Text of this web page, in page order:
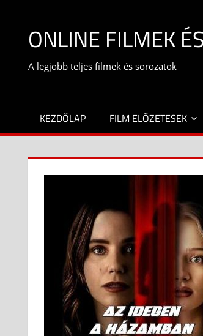
contentONLINE FILMEK
A legjobb teljes filmek és sorozatok
KEZDŐLAP FILM ELŐZETESEK